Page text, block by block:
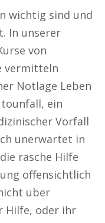
wichtig sind und
In unserer
von
vermitteln
Notlage Leben
ein
Vorfall
unerwartet in
rasche Hilfe
offensichtlich
über
Hilfe, oder ihr